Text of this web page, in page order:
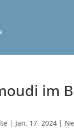
im
| Jan. 17, 2024 |